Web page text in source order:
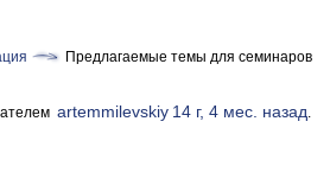
Предлагаемые темы для семинаров
artemmilevskiy 14 г, 4 мес. назад.